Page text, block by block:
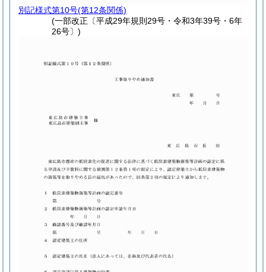
別記様式第10号(第12条関係)
(一部改正〔平成29年規則29号・令和3年39号・6年
26号〕)